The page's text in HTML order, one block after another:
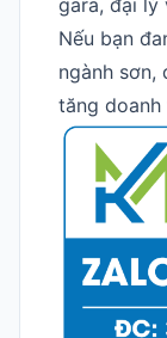
Nếu bạn
ngành sơn,
tăng